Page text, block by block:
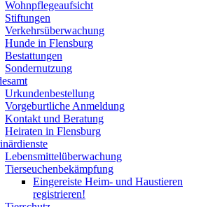
Wohnpflegeaufsicht
Stiftungen
Verkehrsüberwachung
Hunde in Flensburg
Bestattungen
Sondernutzung
Urkundenbestellung
Vorgeburtliche Anmeldung
Kontakt und Beratung
Heiraten in Flensburg
Lebensmittelüberwachung
Tierseuchenbekämpfung
Eingereiste Heim- und Haustieren
registrieren!